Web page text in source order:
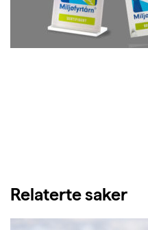
Relaterte saker